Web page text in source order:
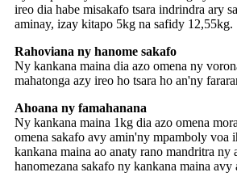
ireo dia habe misakafo tsara indrindra ary
aminay, izay kitapo 5kg na safidy 12,55kg.
Rahoviana ny hanome sakafo
Ny kankana maina dia azo omena ny
mahatonga azy ireo ho tsara ho an'ny
Ahoana ny famahanana
Ny kankana maina 1kg dia azo omena
omena sakafo avy amin'ny mpamboly voa
kankana maina ao anaty rano mandritra
hanomezana sakafo ny kankana maina